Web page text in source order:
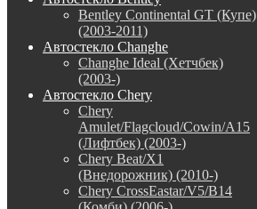
Bentley Continental GT (Купе)
(2003-2011)
Автостекло Changhe
Changhe Ideal (Хетчбек)
(2003-)
Автостекло Chery
Chery
Amulet/Flagcloud/Cowin/A15
(Лифтбек) (2003-)
Chery Beat/X1
(Внедорожник) (2010-)
Chery CrossEastar/V5/B14